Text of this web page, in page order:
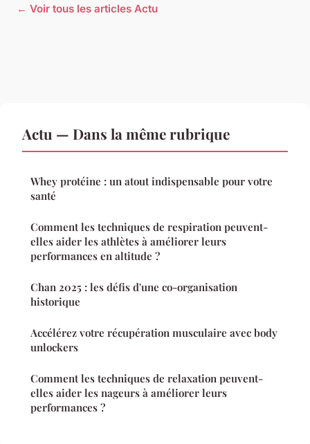
← Voir tous les articles Actu
Actu — Dans la même rubrique
Whey protéine : un atout indispensable pour votre
santé
Comment les techniques de respiration peuvent-
elles aider les athlètes à améliorer leurs
performances en altitude ?
Chan 2025 : les défis d'une co-organisation
historique
Accélérez votre récupération musculaire avec body
unlockers
Comment les techniques de relaxation peuvent-
elles aider les nageurs à améliorer leurs
performances ?